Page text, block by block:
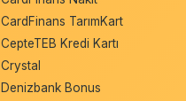
CardFinans TarımKart
CepteTEB Kredi Kartı
Crystal
Denizbank Bonus